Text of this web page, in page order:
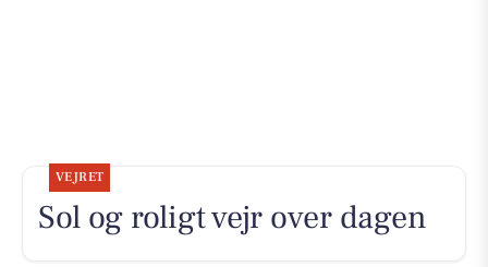
VEJRET
Sol og roligt vejr over dagen